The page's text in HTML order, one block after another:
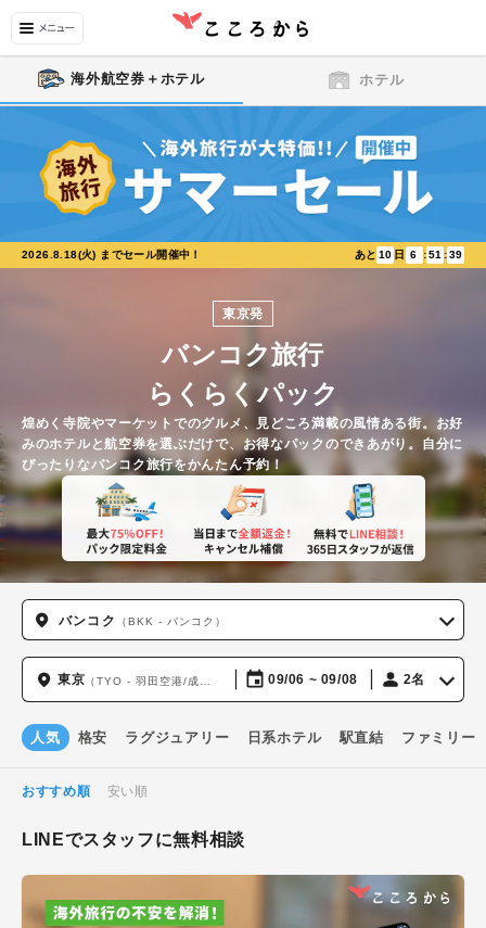
海外航空券＋ホテル ホテル
2026.8.18(火) までセール開催中！ あと 10 日 6 : 51 :39
東京発
バンコク旅行
らくらくパック
煌めく寺院やマーケットでのグルメ、見どころ満載の風情ある街。 お好
みのホテルと航空券を選ぶだけで、お得なパックのできあがり。自分に
ぴったりなバンコク旅行をかんたん予約！
バンコク （BKK - バンコク）
東京 （TYO - 羽田空港/成田国際空港） 09/06 ~ 09/08 2名
人気 格安 ラグジュアリー 日系ホテル 駅直結 ファミリー
おすすめ順 安い順
LINEでスタッフに無料相談